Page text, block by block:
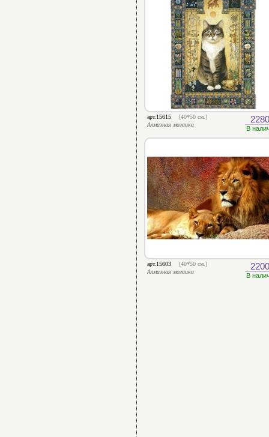
арт.15615
[40*50 см.]
Алмазная мозаика
В
арт.15603
[40*50 см.]
Алмазная мозаика
В